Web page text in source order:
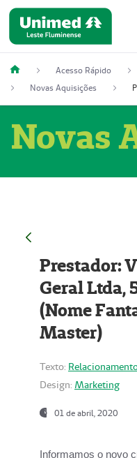
Acesso Rápido
Novas Aquisições
Novas
Prestador:
Geral Ltda,
(Nome
Master)
Texto:
Design: Marketing
01 de abril, 2020
Informamos o novo